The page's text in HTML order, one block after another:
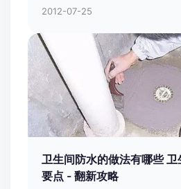
2012-07-25
卫生间防水的做法有哪些
要点 - 翻新攻略